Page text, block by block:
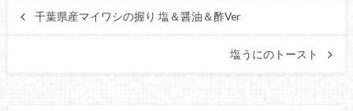
千葉県産マイワシの握り 塩＆醤油＆酢Ver
塩うにのトースト